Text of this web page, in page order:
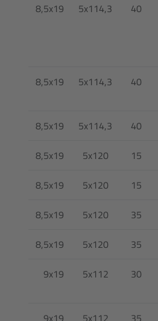
8,5x19 5x114,3 40
8,5x19 5x114,3 40
8,5x19 5x114,3 40
8,5x19 5x120 15
8,5x19 5x120 15
8,5x19 5x120 35
8,5x19 5x120 35
9x19 5x112 30
9x19 5x112 35